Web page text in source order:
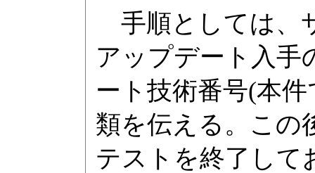
手順としては、
アップデート入手
ート技術番号(本
類を伝える。この
テストを終了して